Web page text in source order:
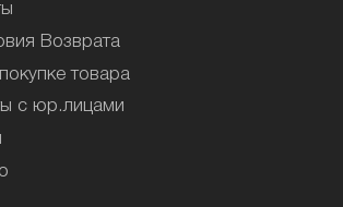
Возврата
товара
с юр.лицами